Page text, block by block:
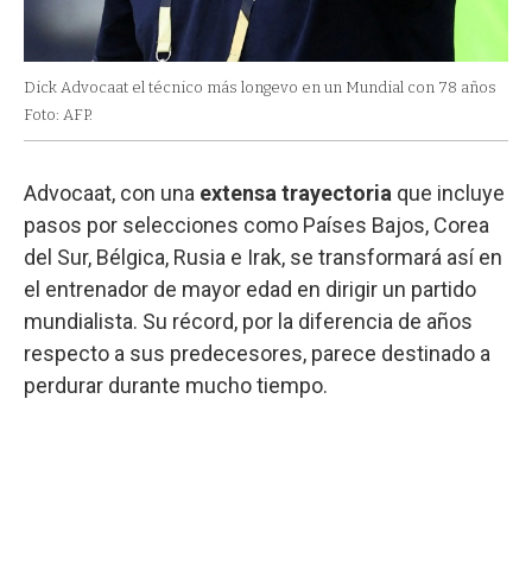
Dick Advocaat el técnico más longevo en un Mundial con 78 años
Foto: AFP.
Advocaat, con una extensa trayectoria que incluye
pasos por selecciones como Países Bajos, Corea
del Sur, Bélgica, Rusia e Irak, se transformará así en
el entrenador de mayor edad en dirigir un partido
mundialista. Su récord, por la diferencia de años
respecto a sus predecesores, parece destinado a
perdurar durante mucho tiempo.